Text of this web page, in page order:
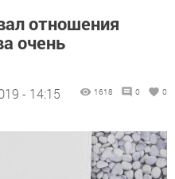
отношения
очень
- 14:15 1618 0 0